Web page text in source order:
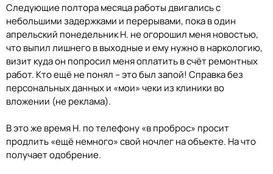
Следующие полтора месяца работы двигались с
небольшими задержками и перерывами, пока в один
апрельский понедельник Н. не огорошил меня новостью,
что выпил лишнего в выходные и ему нужно в наркологию,
визит куда он попросил меня оплатить в счёт ремонтных
работ. Кто ещё не понял – это был запой! Справка без
персональных данных и «мои» чеки из клиники во
вложении (не реклама).
В это же время Н. по телефону «в проброс» просит
продлить «ещё немного» свой ночлег на объекте. На что
получает одобрение.